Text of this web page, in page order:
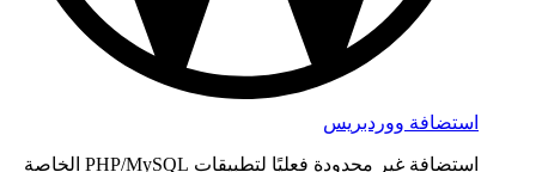
استضافة ووردبريس
استضافة غير محدودة فعليًا لتطبيقات PHP/MySQL الخاصة